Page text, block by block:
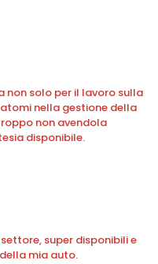
non solo per il lavoro sulla
nella gestione della
non avendola
disponibile.
super disponibili e
mia auto.